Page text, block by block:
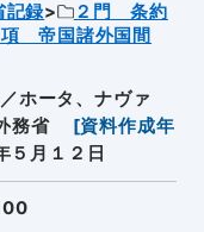
記録
２門 条約
帝国諸外国間
ホータ、ナヴァ
務省 [資料作成年
５月１２日